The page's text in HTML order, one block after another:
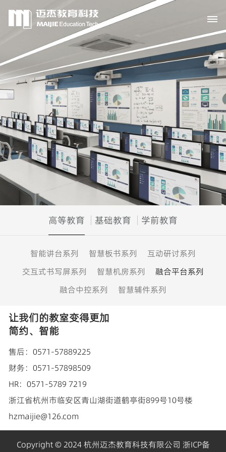
高等教育 基础教育 学前教育
智能讲台系列 智慧板书系列
互动研讨系列
交互式书写屏系列
智慧机房系列
融合平台系列
融合中控系列
智慧辅件系列
让我们的教室变得更加
简约、智能
售后：0571-57889225
财务：0571-57898509
HR：0571-5789 7219
浙江省杭州市临安区青山湖街道鹤亭街899号10号楼
hzmaijie@126.com
Copyright © 2024 杭州迈杰教育科技有限公司 浙ICP备